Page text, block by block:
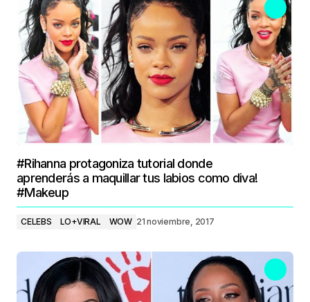
#Rihanna protagoniza tutorial donde
aprenderás a maquillar tus labios como diva!
#Makeup
CELEBS LO+VIRAL WOW 21 noviembre, 2017